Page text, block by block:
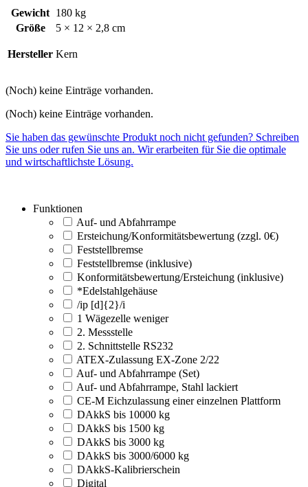
Gewicht 180 kg
Größe
5 × 12 × 2,8 cm
Hersteller Kern
(Noch) keine Einträge vorhanden.
(Noch) keine Einträge vorhanden.
Sie haben das gewünschte Produkt noch nicht gefunden? Schreiben
Sie uns oder rufen Sie uns an. Wir erarbeiten für Sie die optimale
und wirtschaftlichste Lösung.
Funktionen
Auf- und Abfahrrampe
Ersteichung/Konformitätsbewertung (zzgl. 0€)
Feststellbremse
Feststellbremse (inklusive)
Konformitätsbewertung/Ersteichung (inklusive)
*Edelstahlgehäuse
/ip [d]{2}/i
1 Wägezelle weniger
2. Messstelle
2. Schnittstelle RS232
ATEX-Zulassung EX-Zone 2/22
Auf- und Abfahrrampe (Set)
Auf- und Abfahrrampe, Stahl lackiert
CE-M Eichzulassung einer einzelnen Plattform
DAkkS bis 10000 kg
DAkkS bis 1500 kg
DAkkS bis 3000 kg
DAkkS bis 3000/6000 kg
DAkkS-Kalibrierschein
Digital